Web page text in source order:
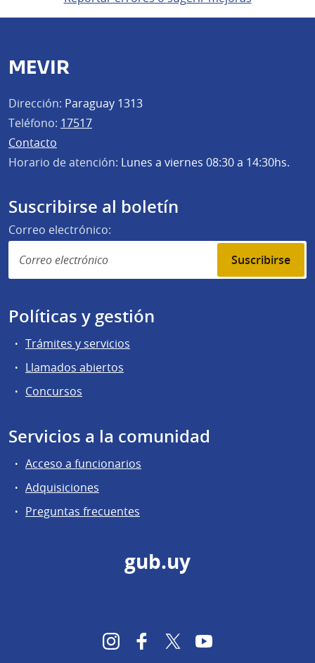
MEVIR
Dirección: Paraguay 1313
Teléfono: 17517
Contacto
Horario de atención: Lunes a viernes 08:30 a 14:30hs.
Suscribirse al boletín
Correo electrónico:
Suscribirse
Políticas y gestión
Trámites y servicios
Llamados abiertos
Concursos
Servicios a la comunidad
Acceso a funcionarios
Adquisiciones
Preguntas frecuentes
gub.uy
InstagramFacebookTwitterYouTube